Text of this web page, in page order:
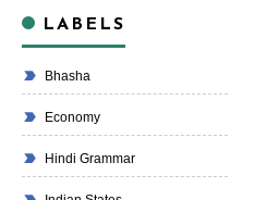
LABELS
Bhasha
Economy
Hindi Grammar